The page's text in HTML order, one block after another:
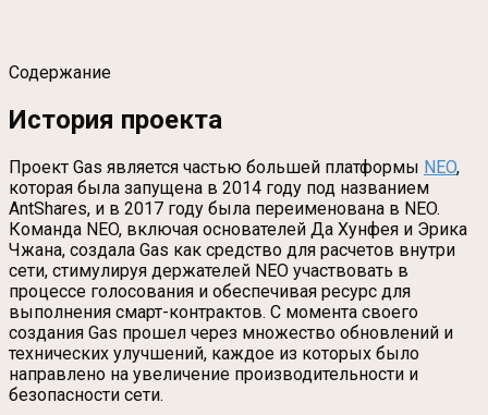
Содержание
История проекта
Проект Gas является частью большей платформы NEO,
которая была запущена в 2014 году под названием
AntShares, и в 2017 году была переименована в NEO.
Команда NEO, включая основателей Да Хунфея и Эрика
Чжана, создала Gas как средство для расчетов внутри
сети, стимулируя держателей NEO участвовать в
процессе голосования и обеспечивая ресурс для
выполнения смарт-контрактов. С момента своего
создания Gas прошел через множество обновлений и
технических улучшений, каждое из которых было
направлено на увеличение производительности и
безопасности сети.